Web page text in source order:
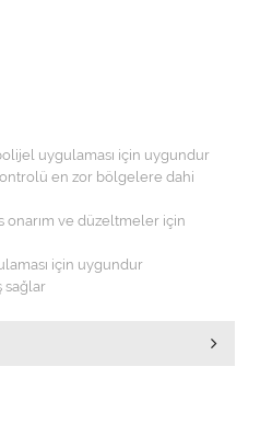
uygulaması için uygundur
en zor bölgelere dahi
onarım ve düzeltmeler için
için uygundur
sağlar